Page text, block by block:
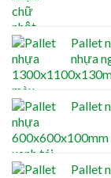
Pallet
nhựa
Pallet
Pallet